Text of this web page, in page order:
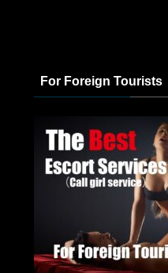
For Foreign Tourists